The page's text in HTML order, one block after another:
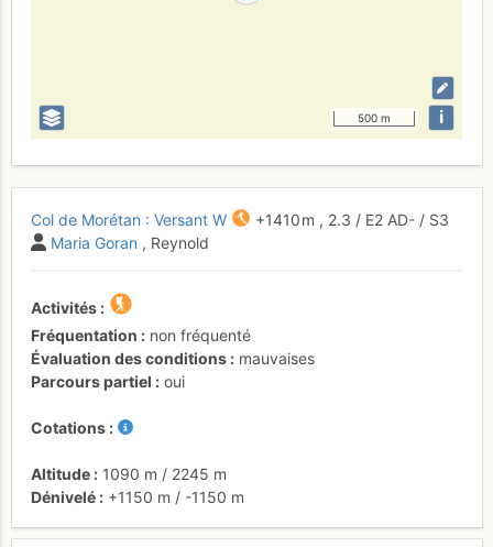
500 m i
Col de Morétan : Versant W +1410 m , 2.3 / E2 AD- / S3
Maria Goran , Reynold
Activités
Fréquentation
non fréquenté
Évaluation des conditions
mauvaises
Parcours partiel
oui
Cotations
Altitude 1090 m / 2245 m
Dénivelé
+1150 m / -1150 m